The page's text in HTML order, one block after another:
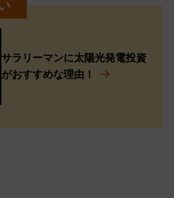
サラリーマンに太陽光発電投資
がおすすめな理由！